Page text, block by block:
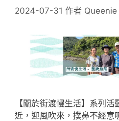
2024-07-31 作者 Queenie
【關於街渡慢生活】系列
近，迎風吹來，撲鼻不經意